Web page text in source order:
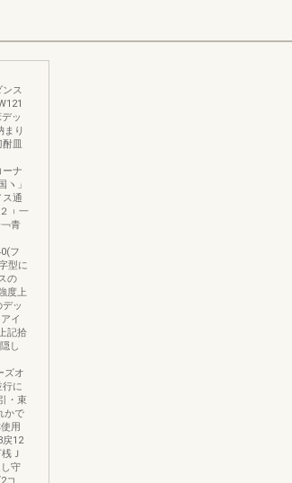
ス
ッ
まり
皿
ーナ
ヽ」
ス通
︲一
青
フ
型に
の
度上
ッ
イ
記拾
し
ズオ
に
・束
かで
用
戻12
Ｊ
守